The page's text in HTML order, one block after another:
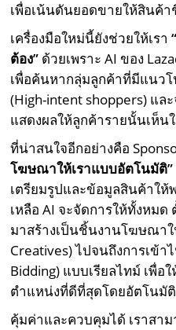
เพื่อเน้นดันยอดขายให้สินค้
เครื่องมือใหม่นี้ยังช่วยให้เรา
ต้อง” ด้วยเพราะ AI ของ
เพื่อค้นหากลุ่มลูกค้าที่มีแนว
(High-intent shoppers) แล
แสดงผลให้ลูกค้ารายนั้นเห็น
ที่น่าสนใจอีกอย่างคือ
โฆษณาให้เราแบบอัตโนมัติ”
เตรียมรูปและข้อมูลสินค้าใ
เหลือ AI จะจัดการให้ทั้งหม
มาสร้างเป็นชิ้นงานโฆษณา
Creatives) ไปจนถึงการเข้
Bidding) แบบเรียลไทม์ เพื่
ตำแหน่งที่ดีที่สุดโดยอัตโนมัติ
คุ้มค่าและควบคุมได้ เราสา